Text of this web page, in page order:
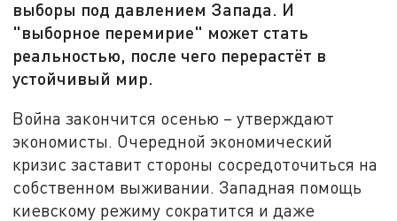
выборы под давлением Запада. И
"выборное перемирие" может стать
реальностью, после чего перерастёт в
устойчивый мир.
Война закончится осенью – утверждают
экономисты. Очередной экономический
кризис заставит стороны сосредоточиться на
собственном выживании. Западная помощь
киевскому режиму сократится и даже